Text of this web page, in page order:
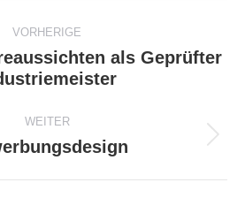
VORHERIGE
Vorheriger
Beitrag:
als Geprüfter
WEITER
Nächster